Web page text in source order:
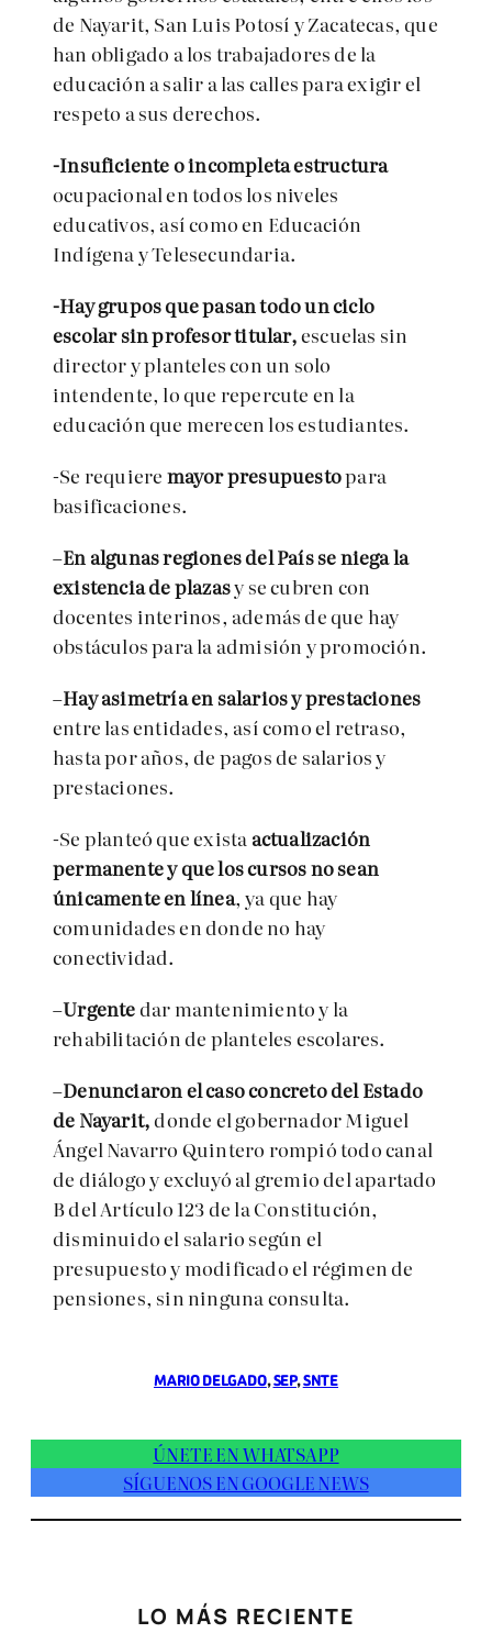
de Nayarit, San Luis Potosí y Zacatecas, que
han obligado a los trabajadores de la
educación a salir a las calles para exigir el
respeto a sus derechos.
-Insuficiente o incompleta estructura
ocupacional en todos los niveles
educativos, así como en Educación
Indígena y Telesecundaria.
-Hay grupos que pasan todo un ciclo
escolar sin profesor titular,escuelas sin
director y planteles con un solo
intendente, lo que repercute en la
educación que merecen los estudiantes.
-Se requiere mayor presupuestopara
basificaciones.
–En algunas regiones del País se niega la
existencia de plazasy se cubren con
docentes interinos, además de que hay
obstáculos para la admisión y promoción.
–Hay asimetría en salarios y prestaciones
entre las entidades, así como el retraso,
hasta por años, de pagos de salarios y
prestaciones.
-Se planteó que exista actualización
permanente y que los cursos no sean
únicamente en línea, ya que hay
comunidades en donde no hay
conectividad.
–Urgente dar mantenimiento y la
rehabilitación de planteles escolares.
–Denunciaron el caso concreto del Estado
de Nayarit, donde el gobernador Miguel
Ángel Navarro Quintero rompió todo canal
de diálogo y excluyó al gremio del apartado
B del Artículo 123 de la Constitución,
disminuido el salario según el
presupuesto y modificado el régimen de
pensiones, sin ninguna consulta.
MARIO DELGADO, SEP, SNTE
ÚNETE EN WHATSAPP
SÍGUENOS EN GOOGLE NEWS
LO MÁS RECIENTE